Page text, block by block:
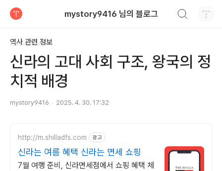
mystory9416 님의 블로그
역사 관련 정보
신라의 고대 사회 구조, 왕국의 정
치적 배경
mystory9416 2025. 4. 30. 17:32
http://m.shilladfs.com 광고
신라는 여름 혜택 신라는 면세 쇼핑
7월 여행 준비, 신라면세점에서 쇼핑 혜택 체